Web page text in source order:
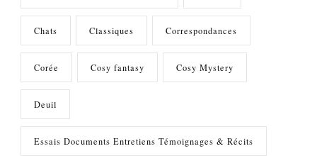
Chats Classiques Correspondances
Corée Cosy fantasy Cosy Mystery
Deuil
Essais Documents Entretiens Témoignages & Récits